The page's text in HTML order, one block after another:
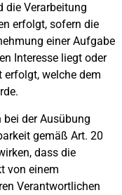
die Verarbeitung
erfolgt, sofern die
einer Aufgabe
Interesse liegt oder
welche dem
bei der Ausübung
gemäß Art. 20
dass die
von einem
Verantwortlichen